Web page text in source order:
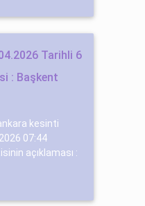
Tarihli 6
: Başkent
kesinti
07:44
açıklaması :